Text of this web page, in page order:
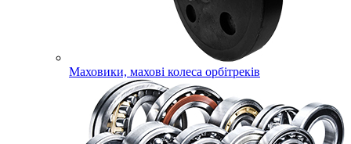
Маховики, махові колеса орбітреків